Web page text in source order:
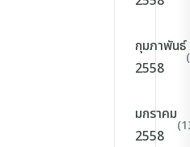
กุมภาพันธ์
2558
มกราคม
2558